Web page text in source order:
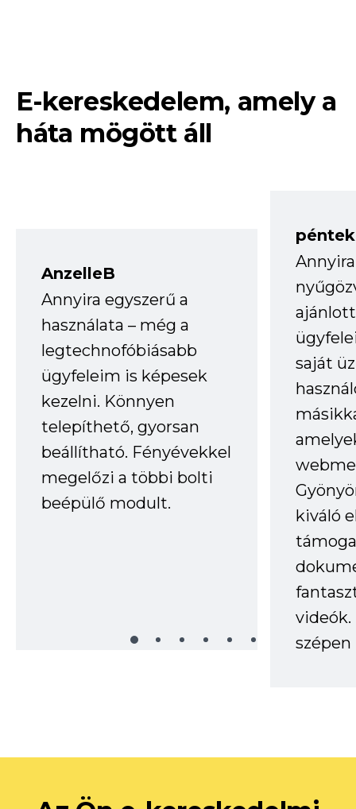
E-kereskedelem, amely a
háta mögött áll
AnzelleB
Annyira egyszerű a
használata – még a
legtechnofóbiásabb
ügyfeleim is képesek
kezelni. Könnyen
telepíthető, gyorsan
beállítható. Fényévekkel
megelőzi a többi bolti
beépülő modult.
saját
kiváló
videók.